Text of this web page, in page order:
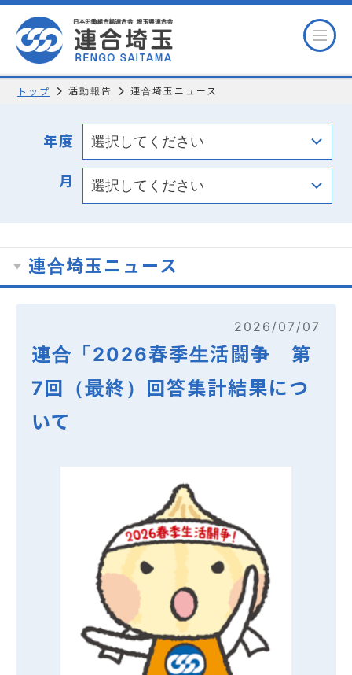
トップ 活動報告 連合埼玉ニュース
年度
月
連合埼玉ニュース
2026/07/07
連合「2026春季生活闘争 第
7回（最終）回答集計結果につ
いて